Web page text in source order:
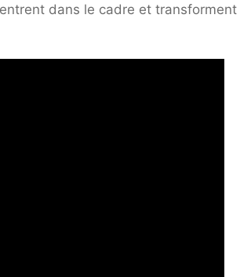
dans le cadre et transforment